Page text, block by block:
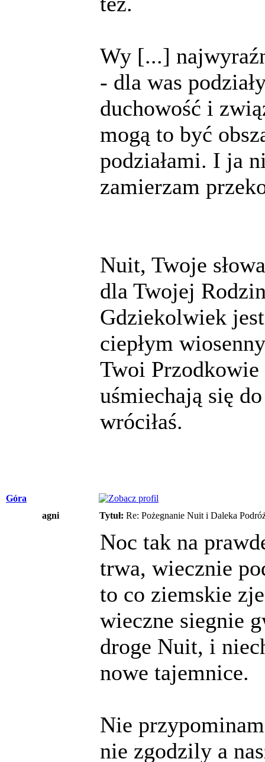
Wy [...]
- dla was
duchowość i
mogą to być
podziałami. I ja
zamierzam
Nuit, Twoje
dla Twojej
Gdziekolwiek
ciepłym
Twoi
uśmiechają się
wróciłaś.
Góra
agni
Tytuł: Re: Pożegnanie Nuit i Daleka
Noc tak na
trwa, wiecznie
to co ziemskie
wieczne siegnie
droge Nuit, i
nowe tajemnice.
Nie
nie zgodzily a